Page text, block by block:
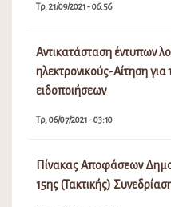
Τρ, 21/09/2021 - 06:56
Αντικατάσταση έντυπων
ηλεκτρονικούς-Αίτηση
ειδοποιήσεων
Τρ, 06/07/2021 - 03:10
Πίνακας Αποφάσεων
15ης (Τακτικής)